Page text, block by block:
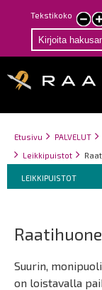
Hyppää
Tekstikoko
kokoa
You
are
Etusivu PALVELUT
Leikkipuistot
Breadcrumbs
You
are
LEIKKIPUISTOT
Suurin,
on loistavalla